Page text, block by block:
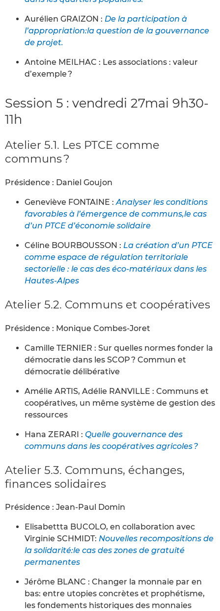
Aurélien GRAIZON : De la participation à
l’appropriation:la question de la gouvernance
de projet.
Antoine MEILHAC : Les associations : valeur
d’exemple ?
Session 5 : vendredi 27mai 9h30-
11h
Atelier 5.1. Les PTCE comme
communs ?
Présidence : Daniel Goujon
Geneviève FONTAINE : Analyser les conditions
favorables à l’émergence de communs,le cas
d’un PTCE d’économie solidaire
Céline BOURBOUSSON : La création d’un PTCE
comme espace de régulation territoriale
sectorielle : le cas des éco-matériaux dans les
Hautes-Alpes
Atelier 5.2. Communs et coopératives
Présidence : Monique Combes-Joret
Camille TERNIER : Sur quelles normes fonder la
démocratie dans les SCOP ? Commun et
démocratie délibérative
Amélie ARTIS, Adélie RANVILLE : Communs et
coopératives, un même système de gestion des
ressources
Hana ZERARI : Quelle gouvernance des
communs dans les coopératives agricoles ?
Atelier 5.3. Communs, échanges,
finances solidaires
Présidence : Jean-Paul Domin
Elisabettta BUCOLO, en collaboration avec
Virginie SCHMIDT: Nouvelles recompositions de
la solidarité:le cas des zones de gratuité
permanentes
Jérôme BLANC : Changer la monnaie par en
bas: entre utopies concrètes et prophétisme,
les fondements historiques des monnaies